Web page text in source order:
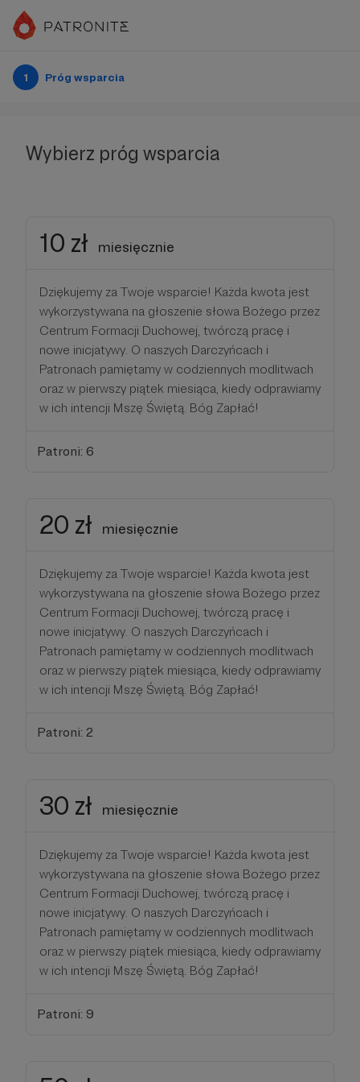
1 Próg wsparcia
Wybierz próg wsparcia
10 zł miesięcznie
Dziękujemy za Twoje wsparcie! Każda kwota jest
wykorzystywana na głoszenie słowa Bożego przez
Centrum Formacji Duchowej, twórczą pracę i
nowe inicjatywy. O naszych Darczyńcach i
Patronach pamiętamy w codziennych modlitwach
oraz w pierwszy piątek miesiąca, kiedy odprawiamy
w ich intencji Mszę Świętą. Bóg Zapłać!
Patroni: 6
20 zł miesięcznie
Dziękujemy za Twoje wsparcie! Każda kwota jest
wykorzystywana na głoszenie słowa Bożego przez
Centrum Formacji Duchowej, twórczą pracę i
nowe inicjatywy. O naszych Darczyńcach i
Patronach pamiętamy w codziennych modlitwach
oraz w pierwszy piątek miesiąca, kiedy odprawiamy
w ich intencji Mszę Świętą. Bóg Zapłać!
Patroni: 2
30 zł miesięcznie
Dziękujemy za Twoje wsparcie! Każda kwota jest
wykorzystywana na głoszenie słowa Bożego przez
Centrum Formacji Duchowej, twórczą pracę i
nowe inicjatywy. O naszych Darczyńcach i
Patronach pamiętamy w codziennych modlitwach
oraz w pierwszy piątek miesiąca, kiedy odprawiamy
w ich intencji Mszę Świętą. Bóg Zapłać!
Patroni: 9